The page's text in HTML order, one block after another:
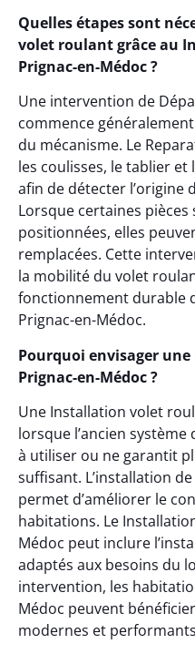
Quelles étapes sont
volet roulant grâce au
Prignac-en-Médoc ?
Une intervention de
commence
du mécanisme. Le
les coulisses, le tablier et
afin de détecter l’origine
Lorsque certaines pièces
positionnées, elles
remplacées. Cette
la mobilité du volet
fonctionnement durable
Prignac-en-Médoc.
Pourquoi envisager
Prignac-en-Médoc ?
Une Installation volet
lorsque l’ancien
à utiliser ou ne garantit
suffisant. L’installation
permet d’améliorer le
habitations. Le
Médoc peut inclure
adaptés aux besoins du
intervention, les
Médoc peuvent
modernes et